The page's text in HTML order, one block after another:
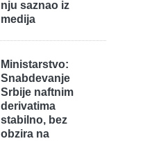
nju saznao iz
medija
Ministarstvo:
Snabdevanje
Srbije naftnim
derivatima
stabilno, bez
obzira na